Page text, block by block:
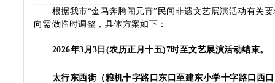
根据我市“金马奔腾闹元宵”民间非遗文艺展演活动有关
向需做临时调整，具体方案如下：
2026年3月3日(农历正月十五)7时至文艺展演活动结束。
太行东西街（粮机十字路口东口至建东小学十字路口西